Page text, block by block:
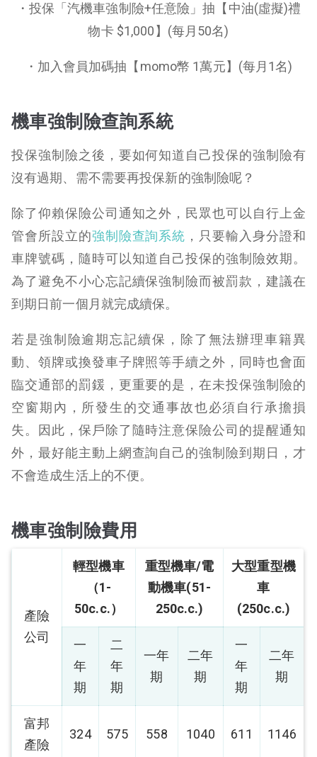
・投保「汽機車強制險+任意險」抽 【中油(虛擬)禮
物卡 $1,000】(每月50名)
・加入會員加碼抽【momo幣 1萬元】(每月1名)
機車強制險查詢系統
投保強制險之後，要如何知道自己投保的強制險有
沒有過期、需不需要再投保新的強制險呢？
除了仰賴保險公司通知之外，民眾也可以自行上金
管會所設立的強制險查詢系統 ，只要輸入身分證和
車牌號碼，隨時可以知道自己投保的強制險效期。
為了避免不小心忘記續保強制險而被罰款，建議在
到期日前一個月就完成續保。
若是強制險逾期忘記續保，除了無法辦理車籍異
動、領牌或換發車子牌照等手續之外，同時也會面
臨交通部的罰鍰，更重要的是，在未投保強制險的
空窗期內，所發生的交通事故也必須自行承擔損
失。因此，保戶除了隨時注意保險公司的提醒通知
外，最好能主動上網查詢自己的強制險到期日，才
不會造成生活上的不便。
機車強制險費用
產險
公司
輕型機車
（1-
50c.c.）
重型機車/電
動機車(51-
250c.c.)
大型重型機
車
(250c.c.)
一
年
期
二
年
期
一年
期
二年
期
一
年
期
二年
期
富邦
產險
324 575 558 1040 611 1146